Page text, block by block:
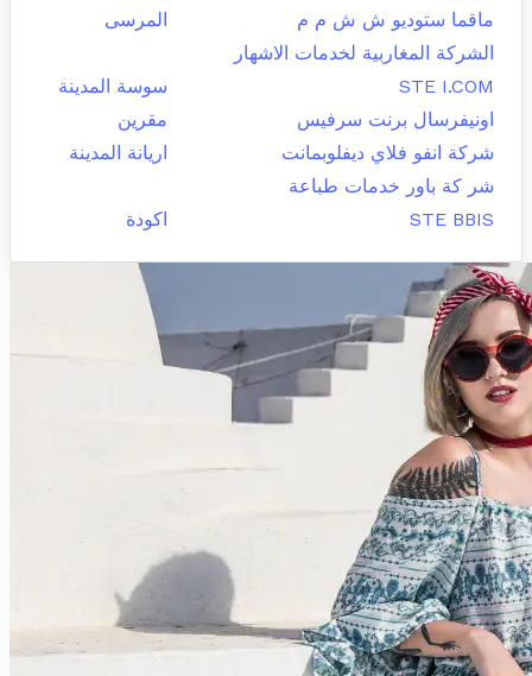
ماقما ستوديو ش ش م م
المرسى
الشركة المغاربية لخدمات الاشهار
STE I.COM
سوسة المدينة
اونيفرسال برنت سرفيس
مقرين
شركة انفو فلاي ديفلوبمانت
اريانة المدينة
شر كة باور خدمات طباعة
STE BBIS
اكودة